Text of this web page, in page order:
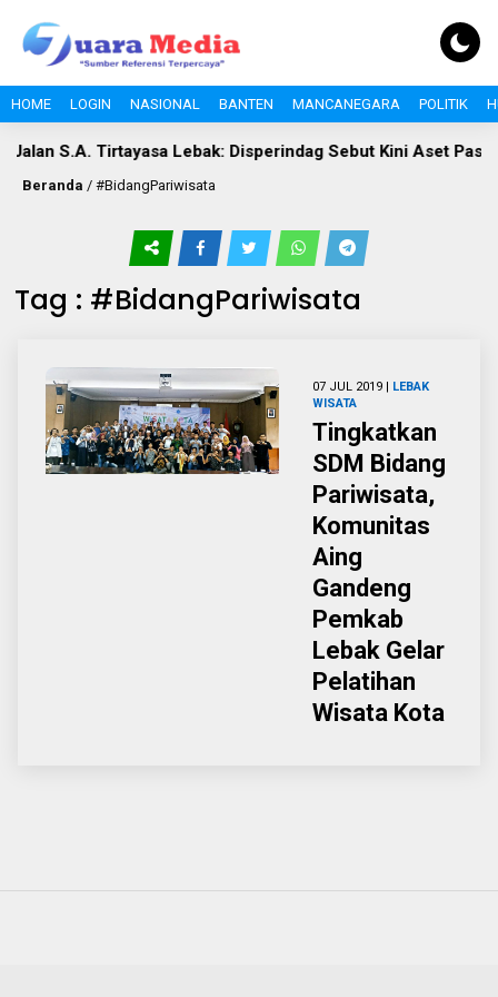
HOME LOGIN NASIONAL BANTEN MANCANEGARA POLITIK
S.A. Tirtayasa Lebak: Disperindag Sebut Kini Aset Pasar,
Beranda / #BidangPariwisata
Tag : #BidangPariwisata
07 JUL 2019 | LEBAK
WISATA
Tingkatkan
SDM Bidang
Pariwisata,
Komunitas
Aing
Gandeng
Pemkab
Lebak Gelar
Pelatihan
Wisata Kota